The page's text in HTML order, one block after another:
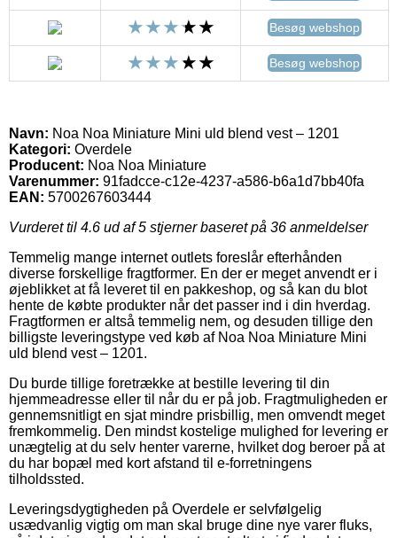
Besøg webshop
Besøg webshop
Navn: Noa Noa Miniature Mini uld blend vest – 1201
Kategori: Overdele
Producent: Noa Noa Miniature
Varenummer: 91fadcce-c12e-4237-a586-b6a1d7bb40fa
EAN: 5700267603444
Vurderet til 4.6 ud af 5 stjerner baseret på 36 anmeldelser
Temmelig mange internet outlets foreslår efterhånden
diverse forskellige fragtformer. En der er meget anvendt er i
øjeblikket at få leveret til en pakkeshop, og så kan du blot
hente de købte produkter når det passer ind i din hverdag.
Fragtformen er altså temmelig nem, og desuden tillige den
billigste leveringstype ved køb af Noa Noa Miniature Mini
uld blend vest – 1201.
Du burde tillige foretrække at bestille levering til din
hjemmeadresse eller til når du er på job. Fragtmuligheden er
gennemsnitligt en sjat mindre prisbillig, men omvendt meget
fremkommelig. Den mindst kostelige mulighed for levering er
unægtelig at du selv henter varerne, hvilket dog beroer på at
du har bopæl med kort afstand til e-forretningens
tilholdssted.
Leveringsdygtigheden på Overdele er selvfølgelig
usædvanlig vigtig om man skal bruge dine nye varer fluks,